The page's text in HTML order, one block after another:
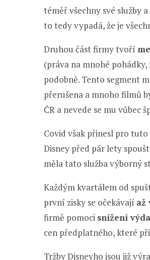
téměř všechny své služby
to tedy vypadá, že je
Druhou část firmy tvoří
(práva na mnohé
podobně. Tento segment
přerušena a mnoho filmů
ČR a nevede se mu vůbec
Covid však přinesl pro
Disney před pár lety
měla tato služba výborný
Každým kvartálem od
první zisky se očekávají až
firmě pomoci snížení
cen předplatného, ​​které
Tržby Disneyho jsou již